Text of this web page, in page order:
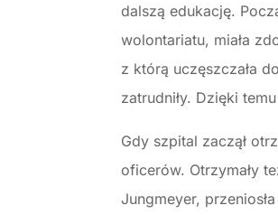
dalszą edukację.
wolontariatu, miała
z którą uczęszczała
zatrudniły. Dzięki
Gdy szpital zaczął
oficerów. Otrzymały
Jungmeyer,